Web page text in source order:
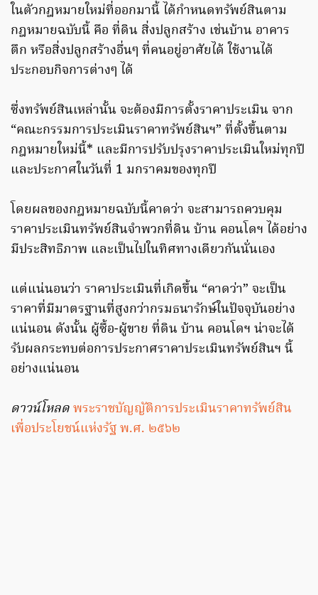
ในตัวกฎหมายใหม่ที่ออกมานี้ ได้กำหนดทรัพย์สินตาม
กฎหมายฉบับนี้ คือ ที่ดิน สิ่งปลูกสร้าง เช่นบ้าน อาคาร
ตึก หรือสิ่งปลูกสร้างอื่นๆ ที่คนอยู่อาศัยได้ ใช้งานได้
ประกอบกิจการต่างๆ ได้
ซึ่งทรัพย์สินเหล่านั้น จะต้องมีการตั้งราคาประเมิน จาก
“คณะกรรมการประเมินราคาทรัพย์สินฯ” ที่ตั้งขึ้นตาม
กฎหมายใหม่นี้* และมีการปรับปรุงราคาประเมินใหม่ทุกปี
และประกาศในวันที่ 1 มกราคมของทุกปี
โดยผลของกฎหมายฉบับนี้คาดว่า จะสามารถควบคุม
ราคาประเมินทรัพย์สินจำพวกที่ดิน บ้าน คอนโดฯ ได้อย่าง
มีประสิทธิภาพ และเป็นไปในทิศทางเดียวกันนั่นเอง
แต่แน่นอนว่า ราคาประเมินที่เกิดขึ้น “คาดว่า” จะเป็น
ราคาที่มีมาตรฐานที่สูงกว่ากรมธนารักษ์ในปัจจุบันอย่าง
แน่นอน ดังนั้น ผู้ซื้อ-ผู้ขาย ที่ดิน บ้าน คอนโดฯ น่าจะได้
รับผลกระทบต่อการประกาศราคาประเมินทรัพย์สินฯ นี้
อย่างแน่นอน
ดาวน์โหลดพระราชบัญญัติการประเมินราคาทรัพย์สิน
เพื่อประโยชน์แห่งรัฐ พ.ศ. ๒๕๖๒